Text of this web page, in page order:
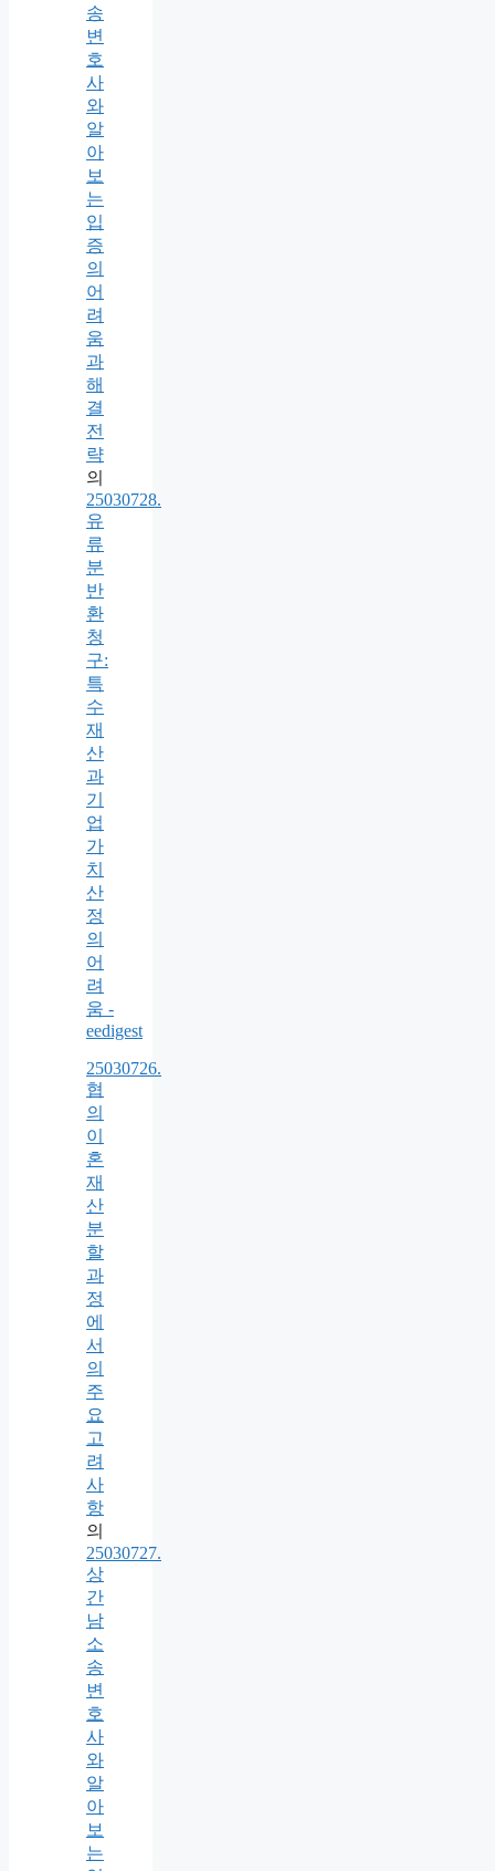
송
변
호
사
와
알
아
보
는
입
증
의
어
려
움
과
해
결
전
략
의
25030728.
유
류
분
반
환
청
구:
특
수
재
산
과
기
업
가
치
산
정
의
어
려
움 -
eedigest
25030726.
협
의
이
혼
재
산
분
할
과
정
에
서
의
주
요
고
려
사
항
의
25030727.
상
간
남
소
송
변
호
사
와
알
아
보
는